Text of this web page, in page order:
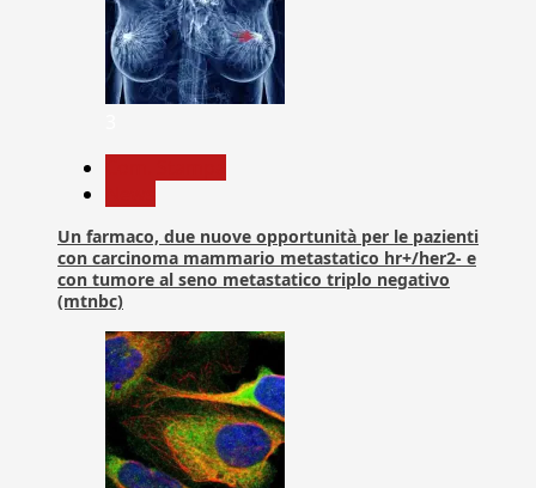
Un farmaco, due nuove opportunità per le pazienti
con carcinoma mammario metastatico hr+/her2- e
con tumore al seno metastatico triplo negativo
(mtnbc)